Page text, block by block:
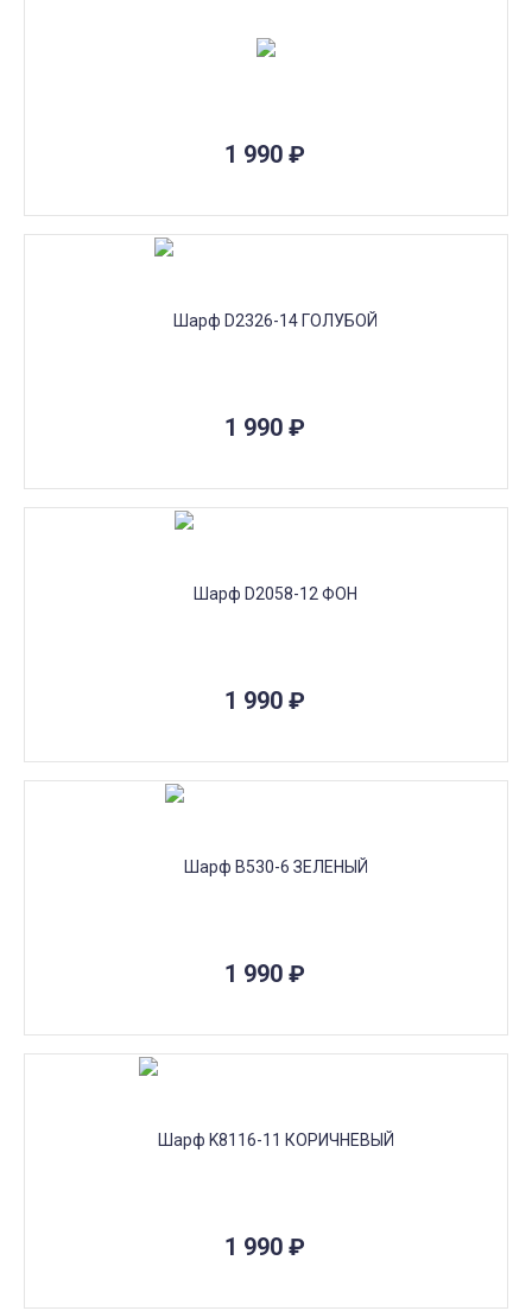
1 990 ₽
1 990 ₽
1 990 ₽
1 990 ₽
1 990 ₽